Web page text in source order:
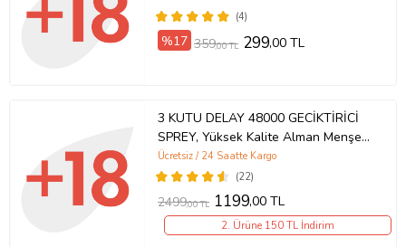
(4)
%17 359,00 TL 299,00 TL
3 KUTU DELAY 48000 GECİKTİRİCİ
SPREY, Yüksek Kalite Alman Menşei
Delay Sprey- Aynı Gün Kargo Teslim
(22)
Ücretsiz / 24 Saatte Kargo
2499,00 TL 1199,00 TL
2. Ürüne 150 TL İndirim